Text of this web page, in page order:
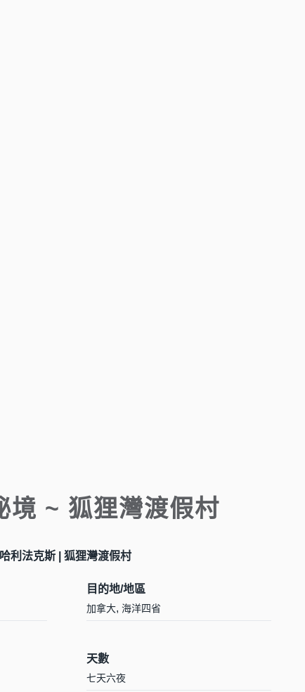
境 ~ 狐狸灣渡假村
哈利法克斯 | 狐狸灣渡假村
目的地/地區
加拿大, 海洋四省
天數
七天六夜